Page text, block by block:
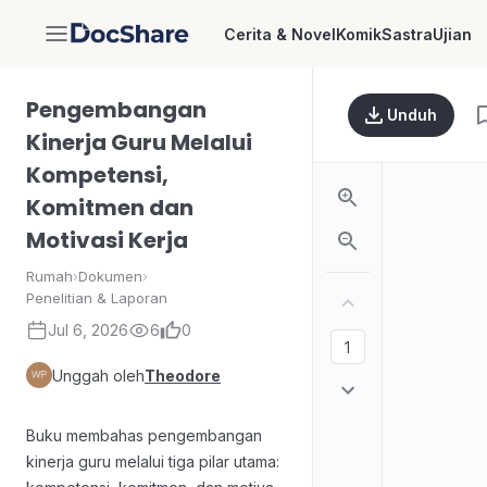
DocShare Cerita & NovelKomikSastraUjian
Pengembangan
Kinerja Guru Melalui
Kompetensi,
Komitmen dan
Motivasi Kerja
Rumah›Dokumen›
Penelitian & Laporan
Jul 6, 2026 6 0
Unggah olehTheodore
Buku membahas pengembangan
kinerja guru melalui tiga pilar utama:
Unduh